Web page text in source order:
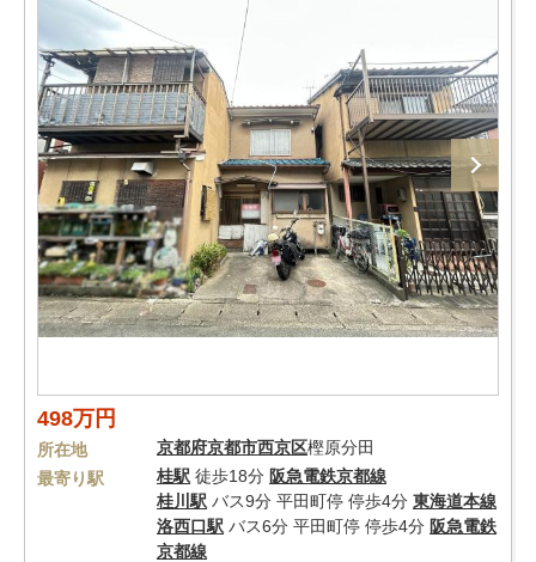
498万円
所在地 京都府京都市西京区樫原分田
最寄り駅
桂駅 徒歩18分 阪急電鉄京都線
桂川駅 バス9分 平田町停 停歩4分 東海道本線
洛西口駅 バス6分 平田町停 停歩4分 阪急電鉄
京都線